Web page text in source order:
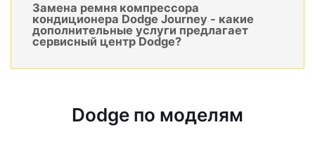
Замена ремня компрессора
кондиционера Dodge Journey - какие
дополнительные услуги предлагает
сервисный центр Dodge?
Dodge по моделям